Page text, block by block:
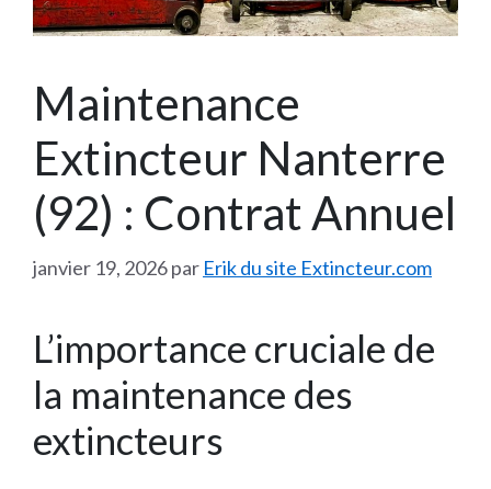
Maintenance
Extincteur Nanterre
(92) : Contrat Annuel
janvier 19, 2026par Erik du site Extincteur.com
L’importance cruciale de
la maintenance des
extincteurs